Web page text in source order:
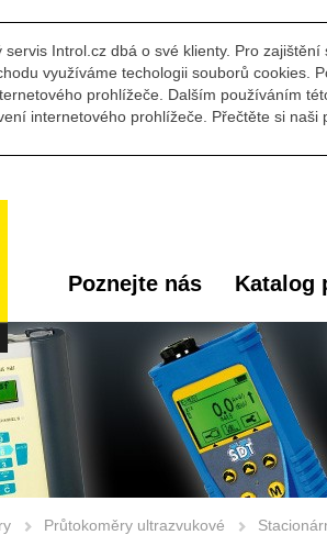
Introl.cz dbá o své klienty. Pro
využíváme techologii souborů cookies.
prohlížeče. Dalším používáním
internetového prohlížeče. Přečtěte si naši
Poznejte nás Katalog
Průtokoměry ultrazvukové